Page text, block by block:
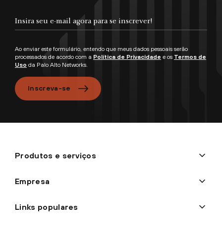
Ao enviar este formulário, entendo que meus dados pessoais serão
processados de acordo com a Política de Privacidade e os Termos de
Uso da Palo Alto Networks.
Inscreva-se
Produtos e serviços
Empresa
Links populares